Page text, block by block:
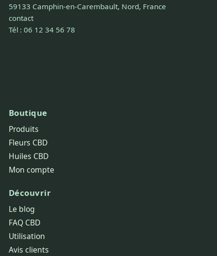
59133 Camphin-en-Carembault, Nord, France
contact
Tél : 06 12 34 56 78
Boutique
Produits
Fleurs CBD
Huiles CBD
Mon compte
Découvrir
Le blog
FAQ CBD
Utilisation
Avis clients